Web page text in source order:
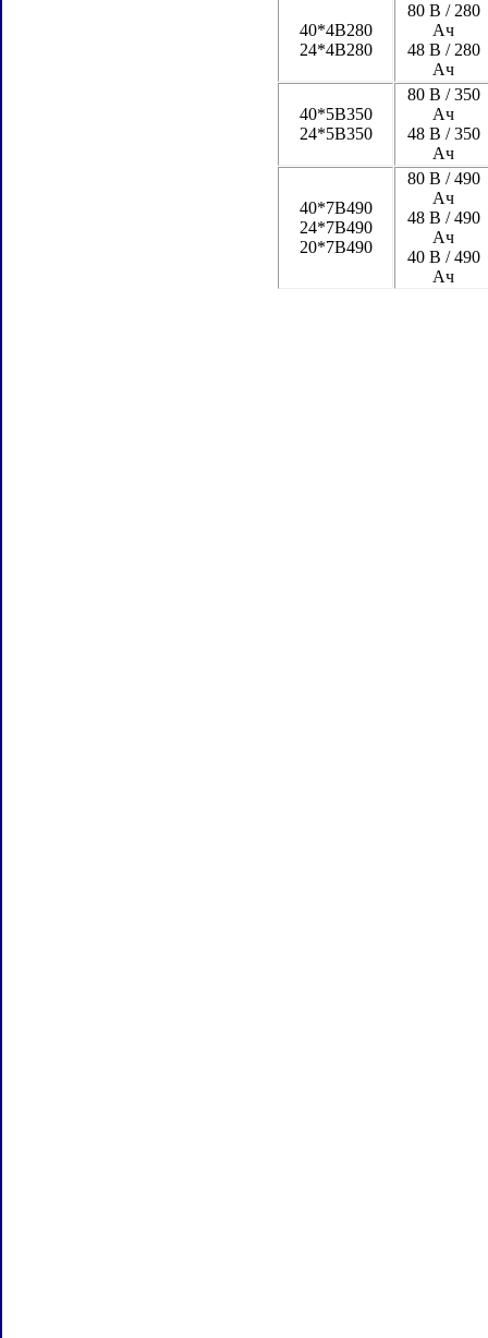
40*4В280
24*4В280
80 В / 280
Ач
48 В / 280
Ач
40*5В350
24*5В350
80 В / 350
Ач
48 В / 350
Ач
40*7В490
24*7В490
20*7В490
80 В / 490
Ач
48 В / 490
Ач
40 В / 490
Ач